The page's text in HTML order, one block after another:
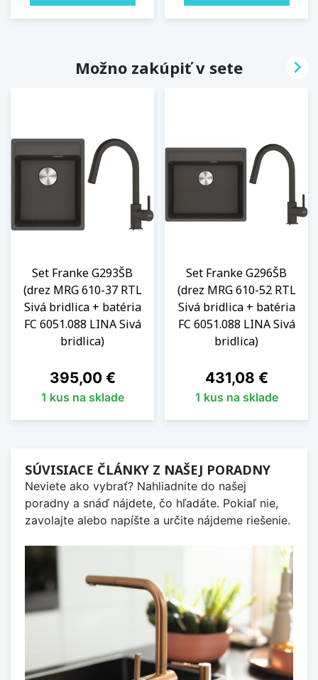
Možno zakúpiť v sete
Set Franke G293ŠB
(drez MRG 610-37 RTL
Sivá bridlica + batéria
FC 6051.088 LINA Sivá
bridlica)
Cena
395,00 €
1 kus na sklade
Set Franke G296ŠB
(drez MRG 610-52 RTL
Sivá bridlica + batéria
FC 6051.088 LINA Sivá
bridlica)
Cena
431,08 €
1 kus na sklade

SÚVISIACE ČLÁNKY Z NAŠEJ PORADNY
Neviete ako vybrať? Nahliadnite do našej
poradny a snáď nájdete, čo hľadáte. Pokiaľ nie,
zavolajte alebo napíšte a určite nájdeme riešenie.